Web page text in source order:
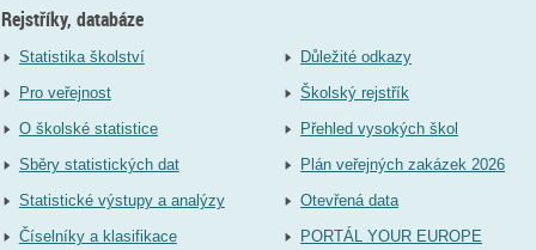
Rejstříky, databáze
Statistika školství
Pro veřejnost
O školské statistice
Sběry statistických dat
Statistické výstupy a analýzy
Číselníky a klasifikace
Důležité odkazy
Školský rejstřík
Přehled vysokých škol
Plán veřejných zakázek 2026
Otevřená data
PORTÁL YOUR EUROPE